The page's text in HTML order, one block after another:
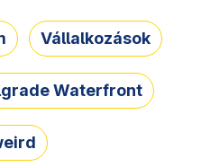
Vállalkozások
Waterfront